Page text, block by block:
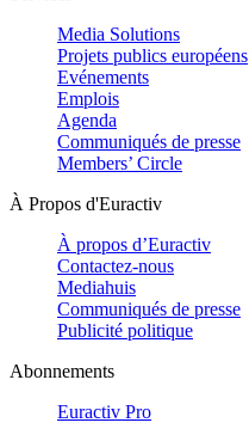
Media Solutions
Projets publics européens
Evénements
Emplois
Agenda
Communiqués de presse
Members’ Circle
À Propos d'Euractiv
À propos d’Euractiv
Contactez-nous
Mediahuis
Communiqués de presse
Publicité politique
Abonnements
Euractiv Pro